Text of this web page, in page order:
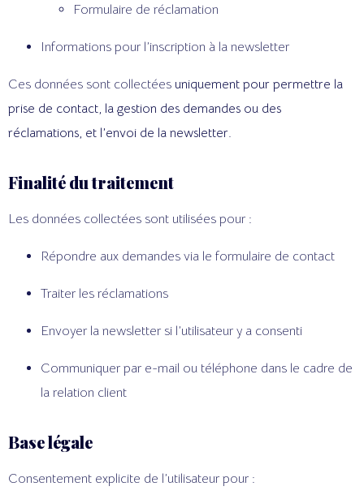
Formulaire de réclamation
Informations pour l’inscription à la newsletter
Ces données sont collectées uniquement pour permettre la
prise de contact, la gestion des demandes ou des
réclamations, et l’envoi de la newsletter.
Finalité du traitement
Les données collectées sont utilisées pour :
Répondre aux demandes via le formulaire de contact
Traiter les réclamations
Envoyer la newsletter si l’utilisateur y a consenti
Communiquer par e-mail ou téléphone dans le cadre de
la relation client
Base légale
Consentement explicite de l’utilisateur pour :